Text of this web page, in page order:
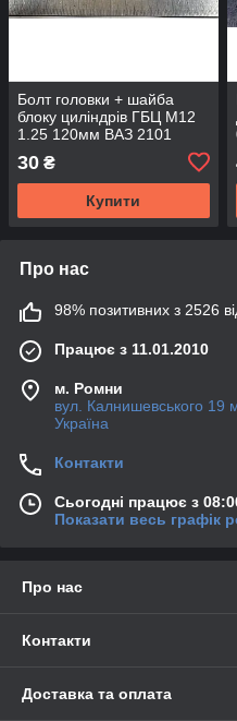
Болт головки + шайба
блоку циліндрів ГБЦ М12
1.25 120мм ВАЗ 2101
2102 2103 2104 2105 2106
2107 Нива Тайга 2121
30 ₴
Купити
Про нас
98% позитивних з 2526
Працює з 11.01.2010
м. Ромни
вул. Калнишевського 19
Україна
Контакти
Сьогодні працює з
Показати весь графік
Про нас
Контакти
Доставка та оплата